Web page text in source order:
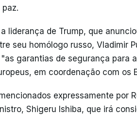
liderança de Trump, que
seu homólogo russo, Vladimir
garantias de segurança para
em coordenação com os
expressamente por
Shigeru Ishiba, que irá